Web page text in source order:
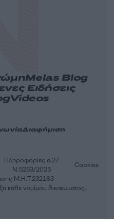
Melas Blog
Ειδήσεις
Videos
Διαφήμιση
Μ.Η.Τ.232163
Πληροφορίες α.27
Ν.5253/2025
Cookies
κάθε νομίμου δικαιώματος.